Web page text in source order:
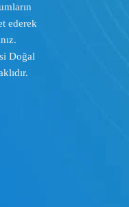
ederek
Doğal